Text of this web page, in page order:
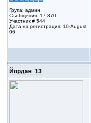
Група: админ
Съобщения: 17 870
Участник # 544
Дата на регистрация: 10-August
06
Йордан_13